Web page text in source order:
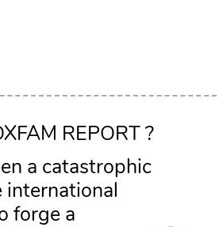
REPORT ?
a catastrophic
international
forge a